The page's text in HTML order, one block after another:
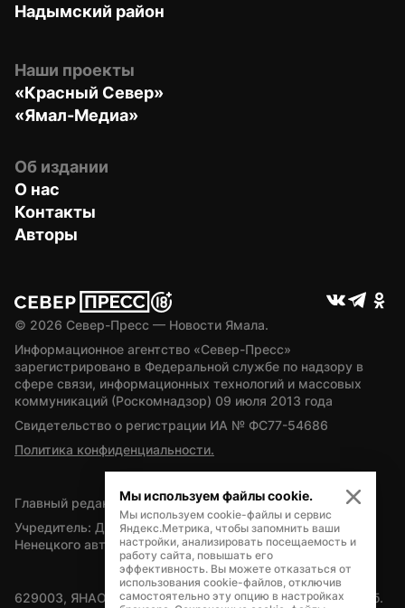
Надымский район
Наши проекты
«Красный Север»
«Ямал-Медиа»
Об издании
О нас
Контакты
Авторы
© 2026 Север-Пресс — Новости Ямала.
Информационное агентство «Север-Пресс»
зарегистрировано в Федеральной службе по надзору в
сфере связи, информационных технологий и массовых
коммуникаций (Роскомнадзор) 09 июля 2013 года
Свидетельство о регистрации ИА № ФС77-54686
Политика конфиденциальности.
Главный редактор — А.Л. Поздеев
Учредитель: Департамент внутренней политики Ямало-
Ненецкого автономного округа
629003, ЯНАО, Салехард, мкр. Богдана Кнунянца, д.1, каб.
Мы используем файлы cookie.
Мы используем cookie-файлы и сервис
Яндекс.Метрика, чтобы запомнить ваши
настройки, анализировать посещаемость и
работу сайта, повышать его
эффективность. Вы можете отказаться от
использования cookie-файлов, отключив
самостоятельно эту опцию в настройках